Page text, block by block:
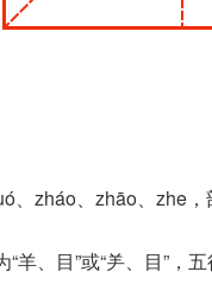
、zháo、zhāo、zhe，
羊、目”或“⺶、目”，五